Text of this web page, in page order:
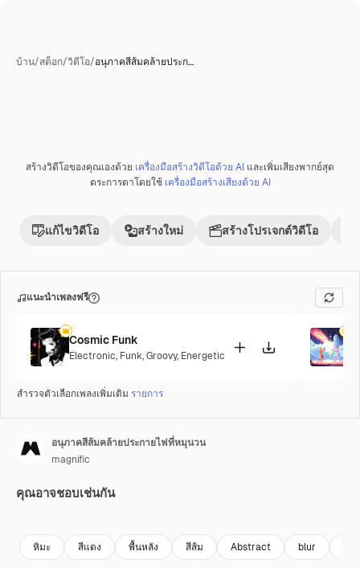
บ้าน/สต็อก/วิดีโอ/อนุภาคสีส้มคล้ายประก…
สร้างวิดีโอของคุณเองด้วย เครื่องมือสร้างวิดีโอด้วย AI และเพิ่มเสียงพากย์สุด
ตระการตาโดยใช้ เครื่องมือสร้างเสียงด้วย AI
แก้ไขวิดีโอ สร้างใหม่ สร้างโปรเจกต์วิดีโอ
แนะนำเพลงฟรี
Cosmic Funk
Electronic, Funk,Groovy, Energetic
สำรวจตัวเลือกเพลงเพิ่มเติม รายการ
อนุภาคสีส้มคล้ายประกายไฟที่หมุนวน
magnific
คุณอาจชอบเช่นกัน
หิมะ สีแดง พื้นหลัง สีส้ม Abstract blur